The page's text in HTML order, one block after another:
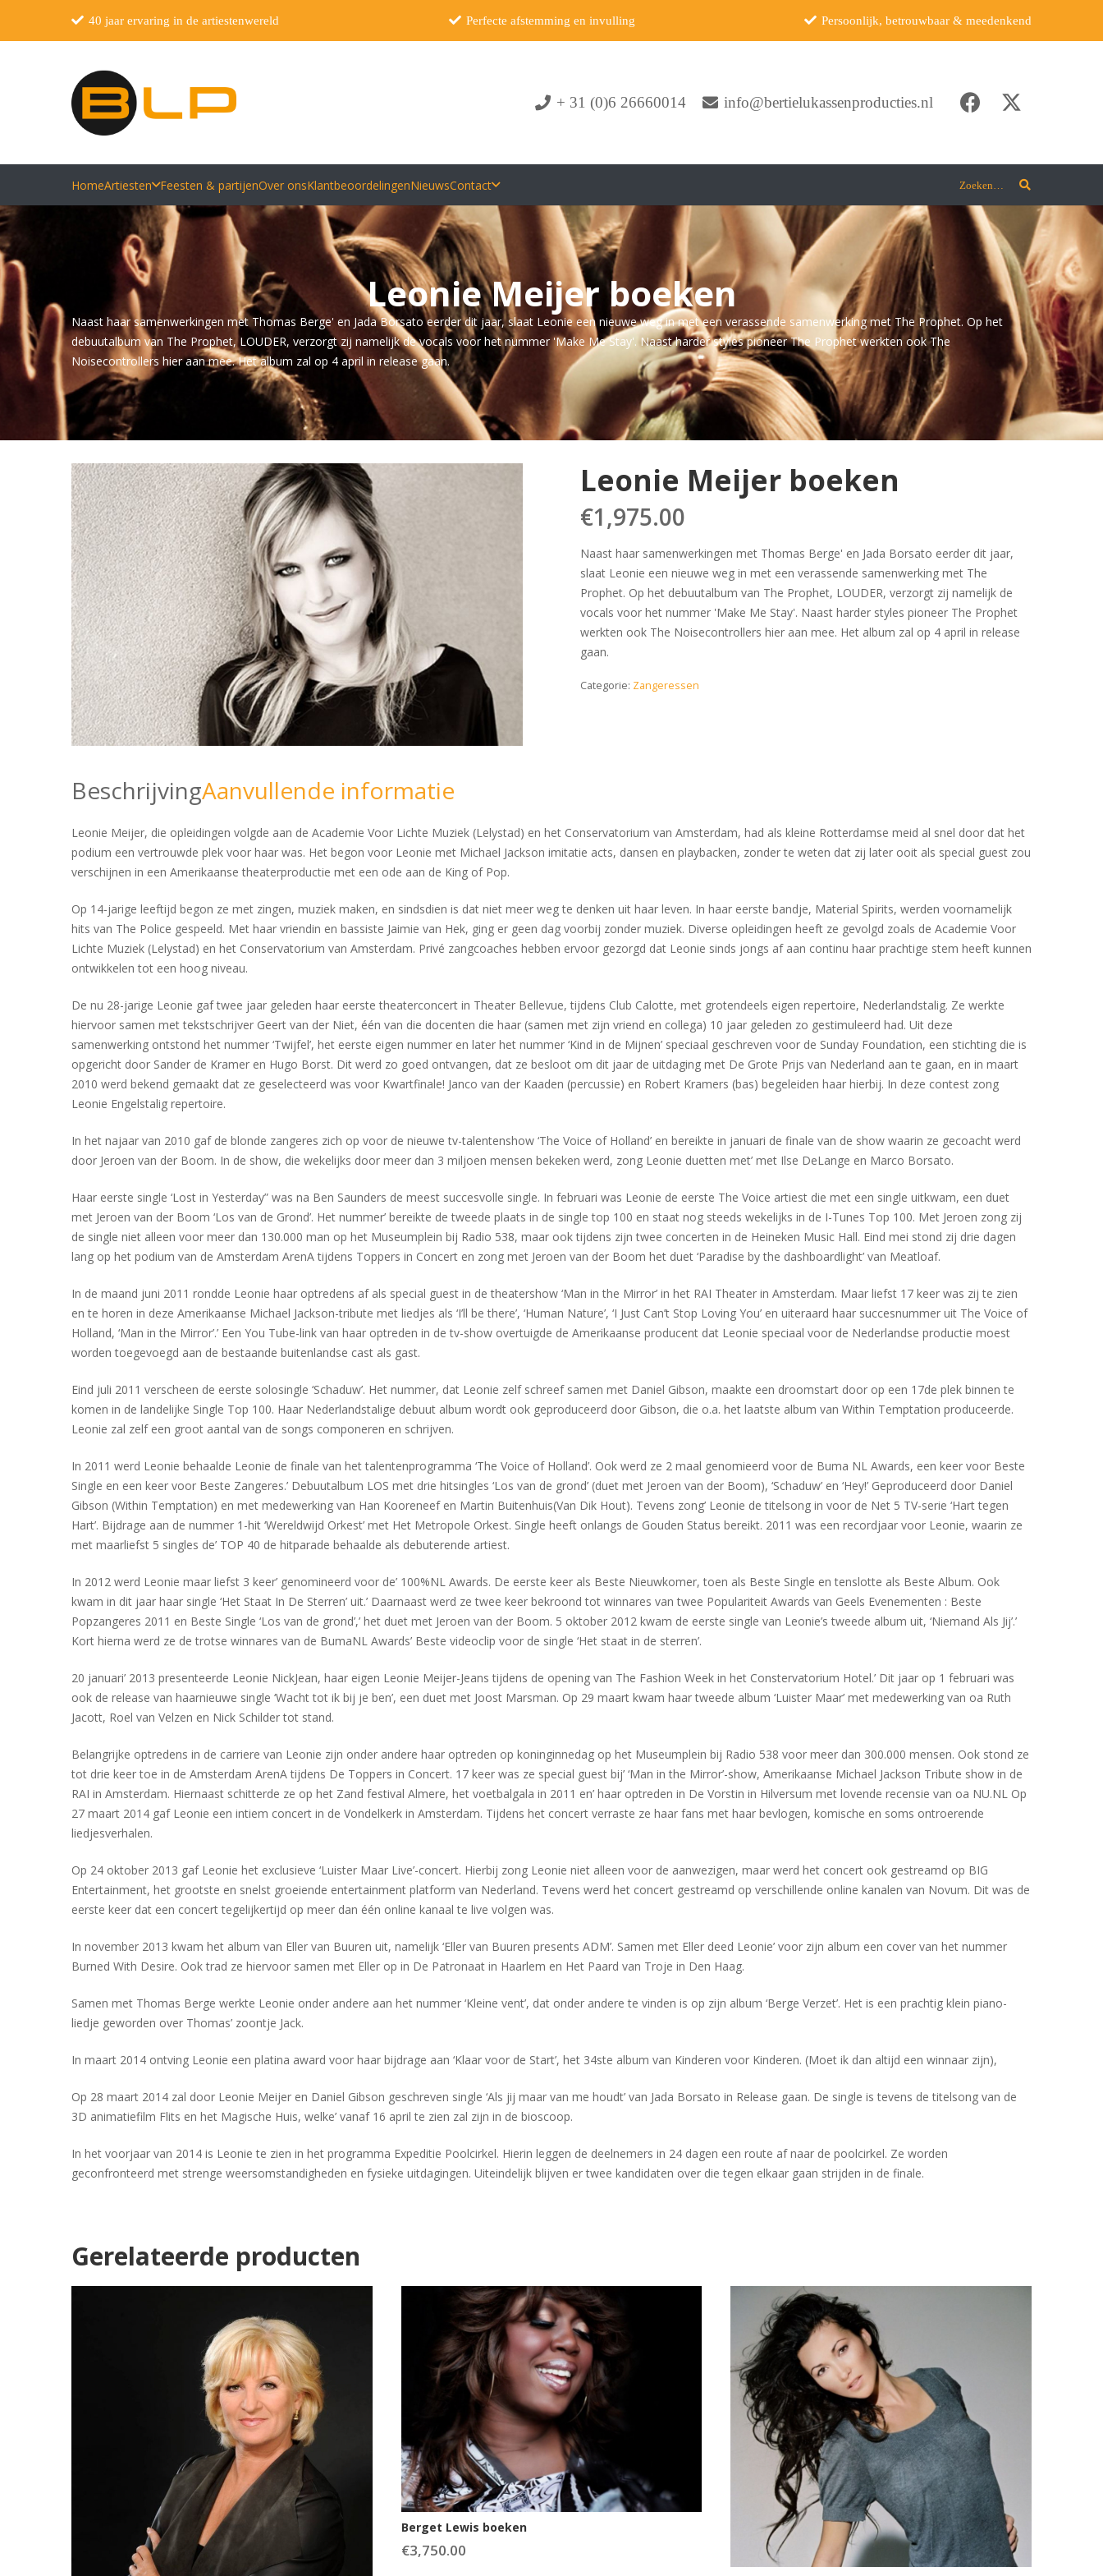
40 jaar ervaring in de artiestenwereld Perfecte afstemming en invulling Persoonlijk, betrouwbaar & meedenkend
+ 31 (0)6 26660014 info@bertielukassenproducties.nl
HomeArtiesten Feesten & partijenOver onsKlantbeoordelingenNieuwsContact Zoeken…
Leonie Meijer boeken
Naast haar samenwerkingen met Thomas Berge' en Jada Borsato eerder dit jaar, slaat Leonie een nieuwe weg in met een verassende samenwerking met The Prophet. Op het
debuutalbum van The Prophet, LOUDER, verzorgt zij namelijk de vocals voor het nummer 'Make Me Stay'. Naast harder styles pioneer The Prophet werkten ook The
Noisecontrollers hier aan mee. Het album zal op 4 april in release gaan.
Leonie Meijer boeken
€1,975.00
Naast haar samenwerkingen met Thomas Berge' en Jada Borsato eerder dit jaar,
slaat Leonie een nieuwe weg in met een verassende samenwerking met The
Prophet. Op het debuutalbum van The Prophet, LOUDER, verzorgt zij namelijk de
vocals voor het nummer 'Make Me Stay'. Naast harder styles pioneer The Prophet
werkten ook The Noisecontrollers hier aan mee. Het album zal op 4 april in release
gaan.
Categorie: Zangeressen
BeschrijvingAanvullende informatie
Leonie Meijer, die opleidingen volgde aan de Academie Voor Lichte Muziek (Lelystad) en het Conservatorium van Amsterdam, had als kleine Rotterdamse meid al snel door dat het
podium een vertrouwde plek voor haar was. Het begon voor Leonie met Michael Jackson imitatie acts, dansen en playbacken, zonder te weten dat zij later ooit als special guest zou
verschijnen in een Amerikaanse theaterproductie met een ode aan de King of Pop.
Op 14-jarige leeftijd begon ze met zingen, muziek maken, en sindsdien is dat niet meer weg te denken uit haar leven. In haar eerste bandje, Material Spirits, werden voornamelijk
hits van The Police gespeeld. Met haar vriendin en bassiste Jaimie van Hek, ging er geen dag voorbij zonder muziek. Diverse opleidingen heeft ze gevolgd zoals de Academie Voor
Lichte Muziek (Lelystad) en het Conservatorium van Amsterdam. Privé zangcoaches hebben ervoor gezorgd dat Leonie sinds jongs af aan continu haar prachtige stem heeft kunnen
ontwikkelen tot een hoog niveau.
De nu 28-jarige Leonie gaf twee jaar geleden haar eerste theaterconcert in Theater Bellevue, tijdens Club Calotte, met grotendeels eigen repertoire, Nederlandstalig. Ze werkte
hiervoor samen met tekstschrijver Geert van der Niet, één van die docenten die haar (samen met zijn vriend en collega) 10 jaar geleden zo gestimuleerd had. Uit deze
samenwerking ontstond het nummer ‘Twijfel’, het eerste eigen nummer en later het nummer ‘Kind in de Mijnen’ speciaal geschreven voor de Sunday Foundation, een stichting die is
opgericht door Sander de Kramer en Hugo Borst. Dit werd zo goed ontvangen, dat ze besloot om dit jaar de uitdaging met De Grote Prijs van Nederland aan te gaan, en in maart
2010 werd bekend gemaakt dat ze geselecteerd was voor Kwartfinale! Janco van der Kaaden (percussie) en Robert Kramers (bas) begeleiden haar hierbij. In deze contest zong
Leonie Engelstalig repertoire.
In het najaar van 2010 gaf de blonde zangeres zich op voor de nieuwe tv-talentenshow ‘The Voice of Holland’ en bereikte in januari de finale van de show waarin ze gecoacht werd
door Jeroen van der Boom. In de show, die wekelijks door meer dan 3 miljoen mensen bekeken werd, zong Leonie duetten met’ met Ilse DeLange en Marco Borsato.
Haar eerste single ‘Lost in Yesterday” was na Ben Saunders de meest succesvolle single. In februari was Leonie de eerste The Voice artiest die met een single uitkwam, een duet
met Jeroen van der Boom ‘Los van de Grond’. Het nummer’ bereikte de tweede plaats in de single top 100 en staat nog steeds wekelijks in de I-Tunes Top 100. Met Jeroen zong zij
de single niet alleen voor meer dan 130.000 man op het Museumplein bij Radio 538, maar ook tijdens zijn twee concerten in de Heineken Music Hall. Eind mei stond zij drie dagen
lang op het podium van de Amsterdam ArenA tijdens Toppers in Concert en zong met Jeroen van der Boom het duet ‘Paradise by the dashboardlight’ van Meatloaf.
In de maand juni 2011 rondde Leonie haar optredens af als special guest in de theatershow ‘Man in the Mirror’ in het RAI Theater in Amsterdam. Maar liefst 17 keer was zij te zien
en te horen in deze Amerikaanse Michael Jackson-tribute met liedjes als ‘I’ll be there’, ‘Human Nature’, ‘I Just Can’t Stop Loving You’ en uiteraard haar succesnummer uit The Voice of
Holland, ‘Man in the Mirror’.’ Een You Tube-link van haar optreden in de tv-show overtuigde de Amerikaanse producent dat Leonie speciaal voor de Nederlandse productie moest
worden toegevoegd aan de bestaande buitenlandse cast als gast.
Eind juli 2011 verscheen de eerste solosingle ‘Schaduw’. Het nummer, dat Leonie zelf schreef samen met Daniel Gibson, maakte een droomstart door op een 17de plek binnen te
komen in de landelijke Single Top 100. Haar Nederlandstalige debuut album wordt ook geproduceerd door Gibson, die o.a. het laatste album van Within Temptation produceerde.
Leonie zal zelf een groot aantal van de songs componeren en schrijven.
In 2011 werd Leonie behaalde Leonie de finale van het talentenprogramma ‘The Voice of Holland’. Ook werd ze 2 maal genomieerd voor de Buma NL Awards, een keer voor Beste
Single en een keer voor Beste Zangeres.’ Debuutalbum LOS met drie hitsingles ‘Los van de grond’ (duet met Jeroen van der Boom), ‘Schaduw’ en ‘Hey!’ Geproduceerd door Daniel
Gibson (Within Temptation) en met medewerking van Han Kooreneef en Martin Buitenhuis(Van Dik Hout). Tevens zong’ Leonie de titelsong in voor de Net 5 TV-serie ‘Hart tegen
Hart’. Bijdrage aan de nummer 1-hit ‘Wereldwijd Orkest’ met Het Metropole Orkest. Single heeft onlangs de Gouden Status bereikt. 2011 was een recordjaar voor Leonie, waarin ze
met maarliefst 5 singles de’ TOP 40 de hitparade behaalde als debuterende artiest.
In 2012 werd Leonie maar liefst 3 keer’ genomineerd voor de’ 100%NL Awards. De eerste keer als Beste Nieuwkomer, toen als Beste Single en tenslotte als Beste Album. Ook
kwam in dit jaar haar single ‘Het Staat In De Sterren’ uit.’ Daarnaast werd ze twee keer bekroond tot winnares van twee Populariteit Awards van Geels Evenementen : Beste
Popzangeres 2011 en Beste Single ‘Los van de grond’,’ het duet met Jeroen van der Boom. 5 oktober 2012 kwam de eerste single van Leonie’s tweede album uit, ‘Niemand Als Jij’.’
Kort hierna werd ze de trotse winnares van de BumaNL Awards’ Beste videoclip voor de single ‘Het staat in de sterren’.
20 januari’ 2013 presenteerde Leonie NickJean, haar eigen Leonie Meijer-Jeans tijdens de opening van The Fashion Week in het Constervatorium Hotel.’ Dit jaar op 1 februari was
ook de release van haarnieuwe single ‘Wacht tot ik bij je ben’, een duet met Joost Marsman. Op 29 maart kwam haar tweede album ‘Luister Maar’ met medewerking van oa Ruth
Jacott, Roel van Velzen en Nick Schilder tot stand.
Belangrijke optredens in de carriere van Leonie zijn onder andere haar optreden op koninginnedag op het Museumplein bij Radio 538 voor meer dan 300.000 mensen. Ook stond ze
tot drie keer toe in de Amsterdam ArenA tijdens De Toppers in Concert. 17 keer was ze special guest bij’ ‘Man in the Mirror’-show, Amerikaanse Michael Jackson Tribute show in de
RAI in Amsterdam. Hiernaast schitterde ze op het Zand festival Almere, het voetbalgala in 2011 en’ haar optreden in De Vorstin in Hilversum met lovende recensie van oa NU.NL Op
27 maart 2014 gaf Leonie een intiem concert in de Vondelkerk in Amsterdam. Tijdens het concert verraste ze haar fans met haar bevlogen, komische en soms ontroerende
liedjesverhalen.
Op 24 oktober 2013 gaf Leonie het exclusieve ‘Luister Maar Live’-concert. Hierbij zong Leonie niet alleen voor de aanwezigen, maar werd het concert ook gestreamd op BIG
Entertainment, het grootste en snelst groeiende entertainment platform van Nederland. Tevens werd het concert gestreamd op verschillende online kanalen van Novum. Dit was de
eerste keer dat een concert tegelijkertijd op meer dan één online kanaal te live volgen was.
In november 2013 kwam het album van Eller van Buuren uit, namelijk ‘Eller van Buuren presents ADM’. Samen met Eller deed Leonie’ voor zijn album een cover van het nummer
Burned With Desire. Ook trad ze hiervoor samen met Eller op in De Patronaat in Haarlem en Het Paard van Troje in Den Haag.
Samen met Thomas Berge werkte Leonie onder andere aan het nummer ‘Kleine vent’, dat onder andere te vinden is op zijn album ‘Berge Verzet’. Het is een prachtig klein piano-
liedje geworden over Thomas’ zoontje Jack.
In maart 2014 ontving Leonie een platina award voor haar bijdrage aan ‘Klaar voor de Start’, het 34ste album van Kinderen voor Kinderen. (Moet ik dan altijd een winnaar zijn),
Op 28 maart 2014 zal door Leonie Meijer en Daniel Gibson geschreven single ‘Als jij maar van me houdt’ van Jada Borsato in Release gaan. De single is tevens de titelsong van de
3D animatiefilm Flits en het Magische Huis, welke’ vanaf 16 april te zien zal zijn in de bioscoop.
In het voorjaar van 2014 is Leonie te zien in het programma Expeditie Poolcirkel. Hierin leggen de deelnemers in 24 dagen een route af naar de poolcirkel. Ze worden
geconfronteerd met strenge weersomstandigheden en fysieke uitdagingen. Uiteindelijk blijven er twee kandidaten over die tegen elkaar gaan strijden in de finale.
Gerelateerde producten
Berget Lewis boeken
€3,750.00